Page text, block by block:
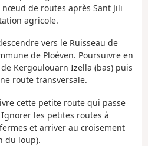
de routes après Sant Jili
agricole.
vers le Ruisseau de
de Ploéven. Poursuivre en
Kergoulouarn Izella (bas) puis
route transversale.
cette petite route qui passe
les petites routes à
et arriver au croisement
du loup).